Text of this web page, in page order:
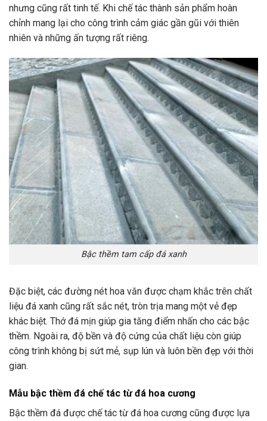
nhưng cũng rất tinh tế. Khi chế tác thành sản phẩm hoàn
chỉnh mang lại cho công trình cảm giác gần gũi với thiên
nhiên và những ấn tượng rất riêng.
Bậc thềm tam cấp đá xanh
Đặc biệt, các đường nét hoa văn được chạm khắc trên chất
liệu đá xanh cũng rất sắc nét, tròn trịa mang một vẻ đẹp
khác biệt. Thớ đá mịn giúp gia tăng điểm nhấn cho các bậc
thềm. Ngoài ra, độ bền và độ cứng của chất liệu còn giúp
công trình không bị sứt mẻ, sụp lún và luôn bền đẹp với thời
gian.
Mẫu bậc thềm đá chế tác từ đá hoa cương
Bậc thềm đá được chế tác từ đá hoa cương cũng được lựa